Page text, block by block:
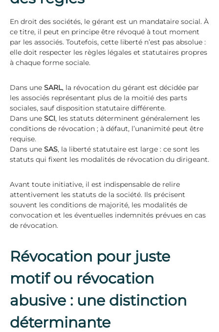
En droit des sociétés, le gérant est un mandataire social. À
ce titre, il peut en principe être révoqué à tout moment
par les associés. Toutefois, cette liberté n’est pas absolue :
elle doit respecter les règles légales et statutaires propres
à chaque forme sociale.
Dans une SARL, la révocation du gérant est décidée par
les associés représentant plus de la moitié des parts
sociales, sauf disposition statutaire différente.
Dans une SCI, les statuts déterminent généralement les
conditions de révocation ; à défaut, l’unanimité peut être
requise.
Dans une SAS, la liberté statutaire est large : ce sont les
statuts qui fixent les modalités de révocation du dirigeant.
Avant toute initiative, il est indispensable de relire
attentivement les statuts de la société. Ils précisent
souvent les conditions de majorité, les modalités de
convocation et les éventuelles indemnités prévues en cas
de révocation.
Révocation pour juste
motif ou révocation
abusive : une distinction
déterminante